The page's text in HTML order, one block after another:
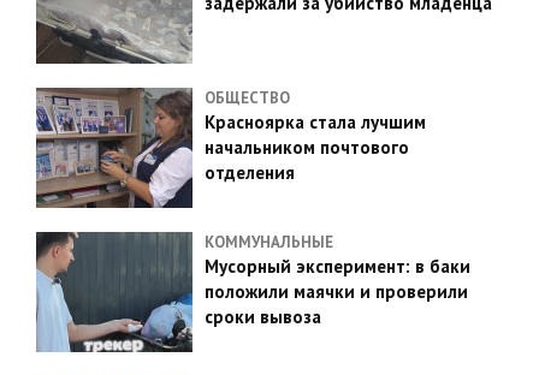
ОБЩЕСТВО
Красноярка стала лучшим
начальником почтового
отделения
КОММУНАЛЬНЫЕ
Мусорный эксперимент: в баки
положили маячки и проверили
сроки вывоза